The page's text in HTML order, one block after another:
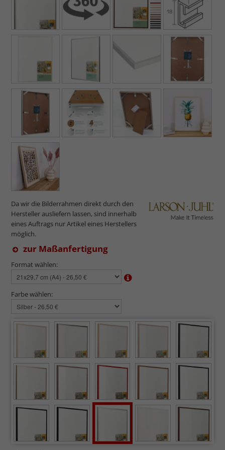
Da wir die Bilderrahmen direkt durch den
Hersteller ausliefern lassen, sind innerhalb
eines Auftrags nur Artikel eines Herstellers
möglich.
zur Maßanfertigung
Format wählen:
Farbe wählen: